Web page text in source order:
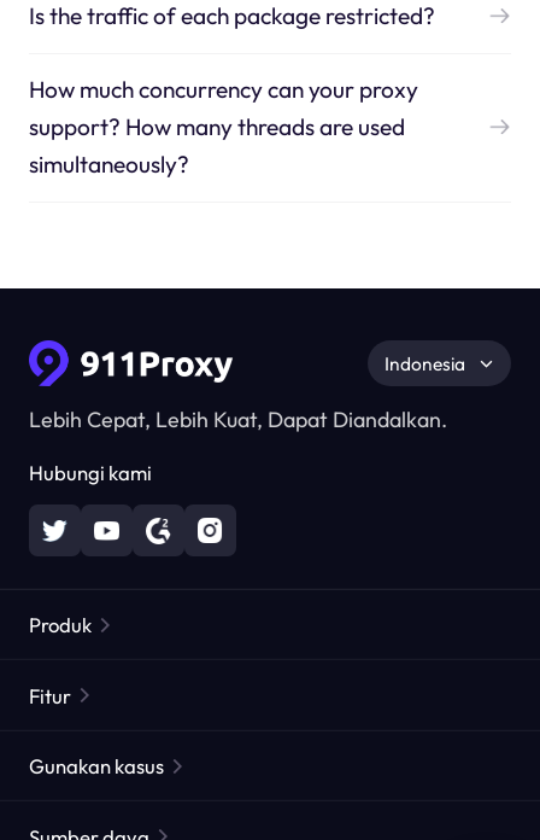
Is the traffic of each package restricted?
How much concurrency can your proxy
support? How many threads are used
simultaneously?
Lebih Cepat, Lebih Kuat, Dapat Diandalkan.
Hubungi kami
Indonesia
Produk
Proxy Perumahan Statis
Fitur
Proxy by ISP
Gunakan kasus